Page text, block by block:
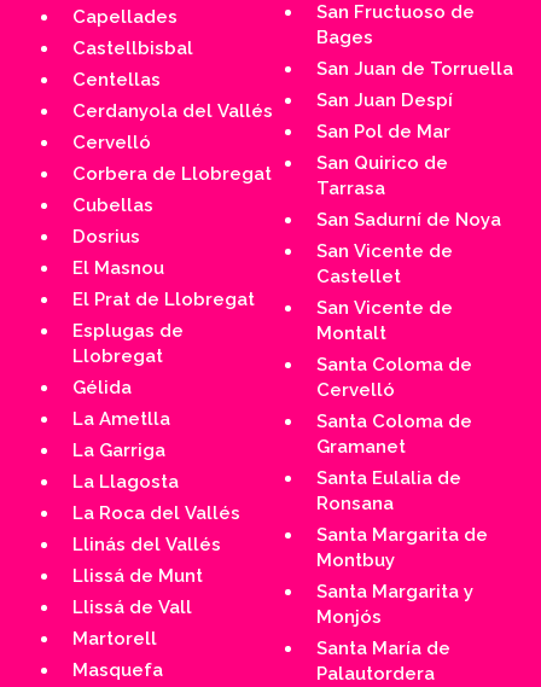
Capellades
Castellbisbal
Centellas
Cerdanyola del Vallés
Cervelló
Corbera de Llobregat
Cubellas
Dosrius
El Masnou
El Prat de Llobregat
Esplugas de
Llobregat
Gélida
La Ametlla
La Garriga
La Llagosta
La Roca del Vallés
Llinás del Vallés
Llissá de Munt
Llissá de Vall
Martorell
Masquefa
San Fructuoso de
Bages
San Juan de Torruella
San Juan Despí
San Pol de Mar
San Quirico de
Tarrasa
San Sadurní de Noya
San Vicente de
Castellet
San Vicente de
Montalt
Santa Coloma de
Cervelló
Santa Coloma de
Gramanet
Santa Eulalia de
Ronsana
Santa Margarita de
Montbuy
Santa Margarita y
Monjós
Santa María de
Palautordera